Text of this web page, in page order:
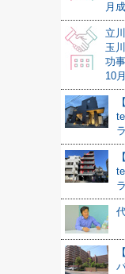
月
立
玉
功
10